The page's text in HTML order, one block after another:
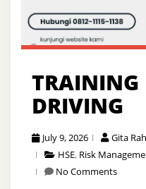
TRAINING
DRIVING
July 9, 2026
Gita
HSE, Risk
No Comments